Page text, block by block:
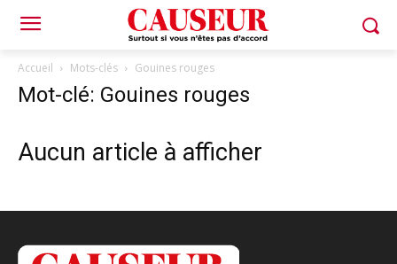
Accueil Mots-clés Gouines rouges
Mot-clé: Gouines rouges
Aucun article à afficher